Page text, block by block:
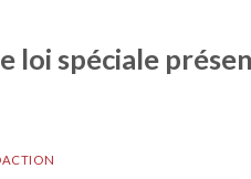
loi spéciale